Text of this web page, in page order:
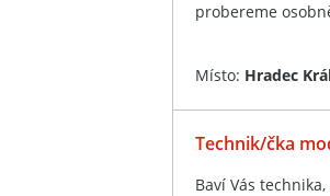
probereme
Místo: Hradec
Technik/čka
Baví Vás